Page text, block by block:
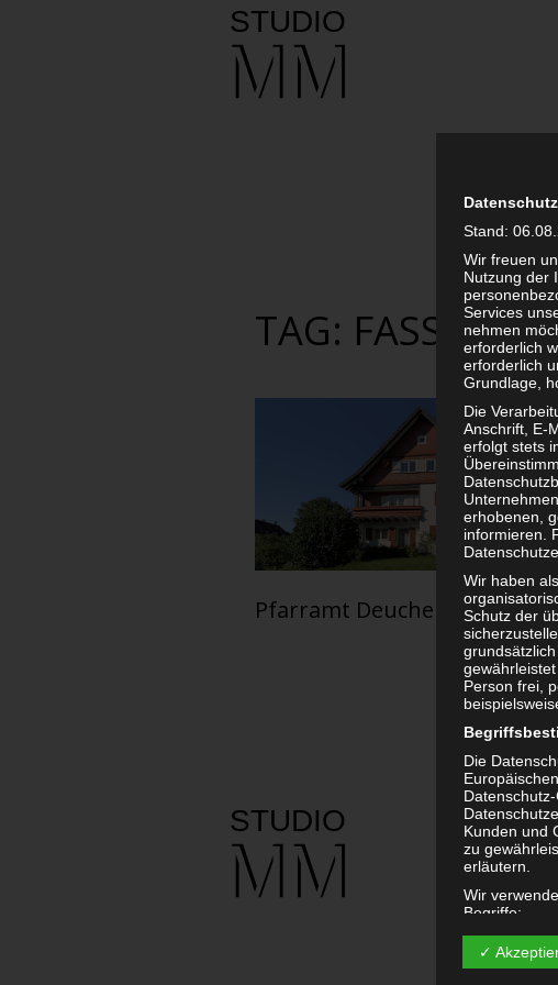
TAG:
Pfarramt Deuchelried
Stand:
Wir freuen
Nutzung der
Services
nehmen
erforderlich
erforderlich
Grundlage,
Die
Anschrift, E-
erfolgt stets
erhobenen,
informieren.
Wir haben
Schutz der
Person frei,
Die
Kunden und
zu
erläutern.
Wir
Begriffe:
a)
✓